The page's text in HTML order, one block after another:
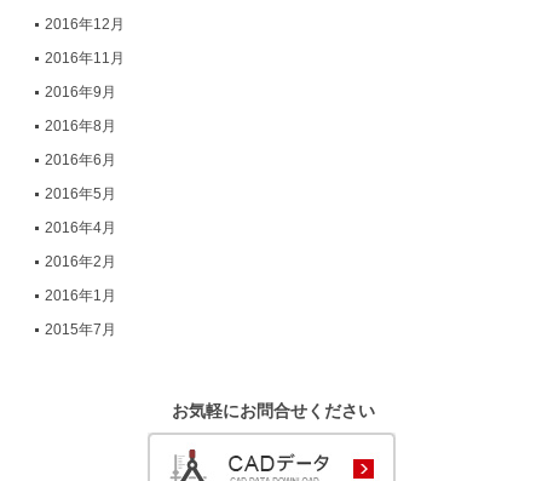
2016年12月
2016年11月
2016年9月
2016年8月
2016年6月
2016年5月
2016年4月
2016年2月
2016年1月
2015年7月
お気軽にお問合せください